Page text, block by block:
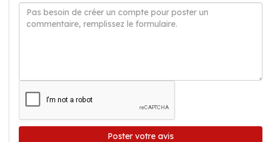
Poster votre avis